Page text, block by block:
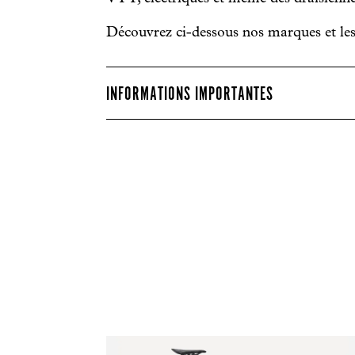
Découvrez ci-dessous nos marques et
INFORMATIONS IMPORTANTES